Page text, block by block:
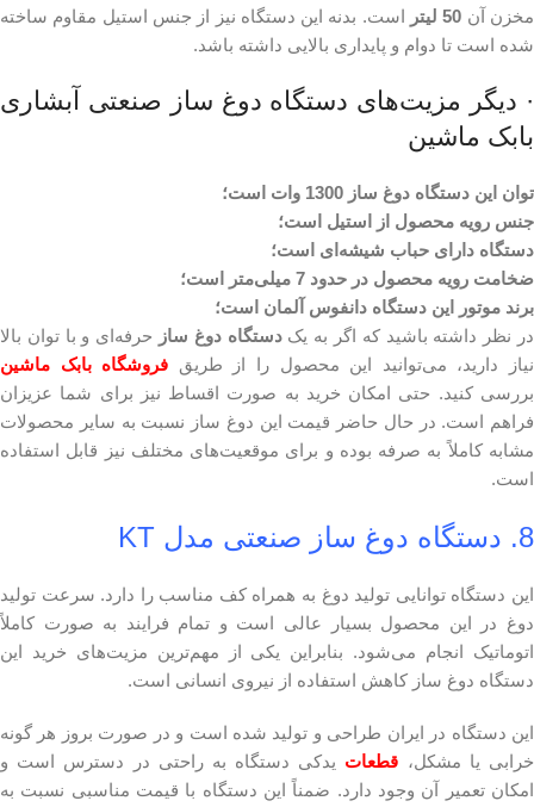
مخزن آن 50 لیتر
است. بدنه این دستگاه نیز از جنس استیل مقاوم ساخته
شده است تا دوام و پایداری بالایی داشته باشد.
· دیگر مزیت‌های دستگاه دوغ ساز صنعتی آبشاری
بابک ماشین
توان این دستگاه دوغ ساز 1300 وات است؛
جنس رویه محصول از استیل است؛
دستگاه دارای حباب شیشه‌ای است؛
ضخامت رویه محصول در حدود 7 میلی‌متر است؛
برند موتور این دستگاه دانفوس آلمان است؛
در نظر داشته باشید که اگر به یکدستگاه دوغ ساز حرفه‌ای و با توان بالا
نیاز دارید، می‌توانید این محصول را از طریق فروشگاه بابک ماشین
بررسی کنید. حتی امکان خرید به صورت اقساط نیز برای شما عزیزان
فراهم است. در حال حاضر قیمت این دوغ ساز نسبت به سایر محصولات
مشابه کاملاً به صرفه بوده و برای موقعیت‌های مختلف نیز قابل استفاده
است.
8. دستگاه دوغ ساز صنعتی مدل KT
این دستگاه توانایی تولید دوغ به همراه کف مناسب را دارد. سرعت تولید
دوغ در این محصول بسیار عالی است و تمام فرایند به صورت کاملاً
اتوماتیک انجام می‌شود. بنابراین یکی از مهم‌ترین مزیت‌های خرید این
دستگاه دوغ ساز کاهش استفاده از نیروی انسانی است.
این دستگاه در ایران طراحی و تولید شده است و در صورت بروز هر گونه
خرابی یا مشکل، قطعات یدکی دستگاه به راحتی در دسترس است و
امکان تعمیر آن وجود دارد. ضمناً این دستگاه با قیمت مناسبی نسبت به